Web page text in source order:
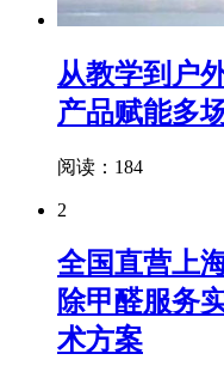
从教学到户
产品赋能多
阅读：184
2
全国直营上
除甲醛服务
术方案